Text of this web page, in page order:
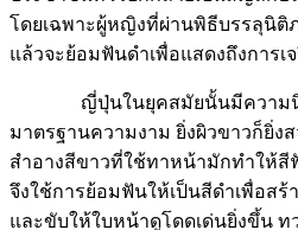
แล้วจะย้อมฟันดำเพื่อแสดงถึงการเ
ญี่ปุ่นในยุคสมัยนั้นมีความนิยม
มาตรฐานความงาม ยิ่งผิวขาวก็ยิ่ง
สำอางสีขาวที่ใช้ทาหน้ามักทำให้สี
จึงใช้การย้อมฟันให้เป็นสีดำเพื่อส
และขับให้ใบหน้าดูโดดเด่นยิ่งขึ้น ท
ที่ 19 เมื่อญี่ปุ่นเปิดประเทศและก้าว